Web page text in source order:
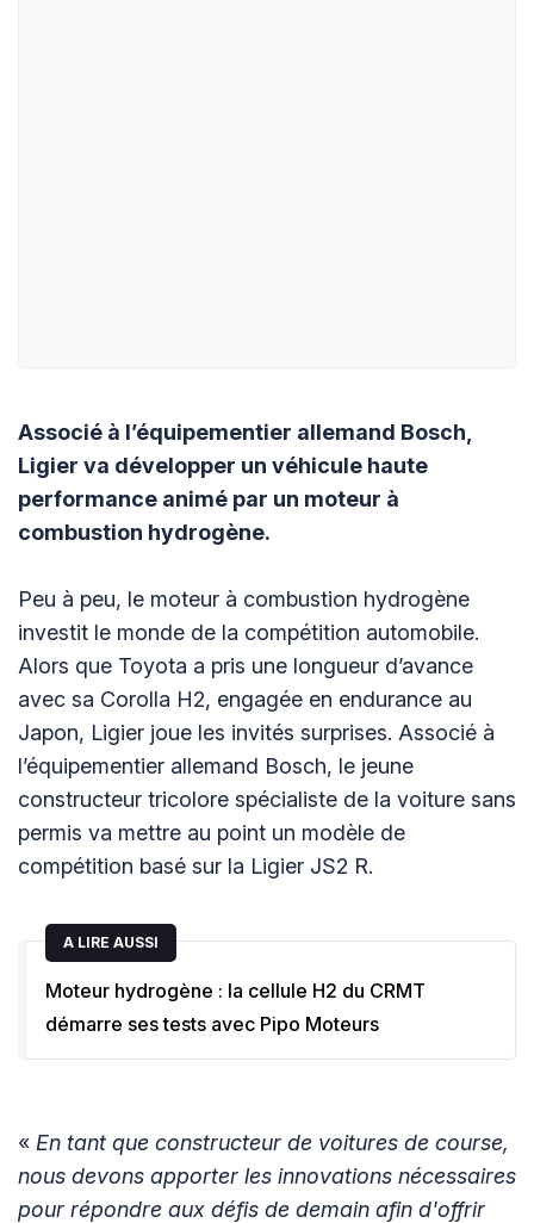
Associé à l’équipementier allemand Bosch,
Ligier va développer un véhicule haute
performance animé par un moteur à
combustion hydrogène.
Peu à peu, le moteur à combustion hydrogène
investit le monde de la compétition automobile.
Alors que Toyota a pris une longueur d’avance
avec sa Corolla H2, engagée en endurance au
Japon, Ligier joue les invités surprises. Associé à
l’équipementier allemand Bosch, le jeune
constructeur tricolore spécialiste de la voiture sans
permis va mettre au point un modèle de
compétition basé sur la Ligier JS2 R.
A LIRE AUSSI
Moteur hydrogène : la cellule H2 du CRMT
démarre ses tests avec Pipo Moteurs
« En tant que constructeur de voitures de course,
nous devons apporter les innovations nécessaires
pour répondre aux défis de demain afin d'offrir